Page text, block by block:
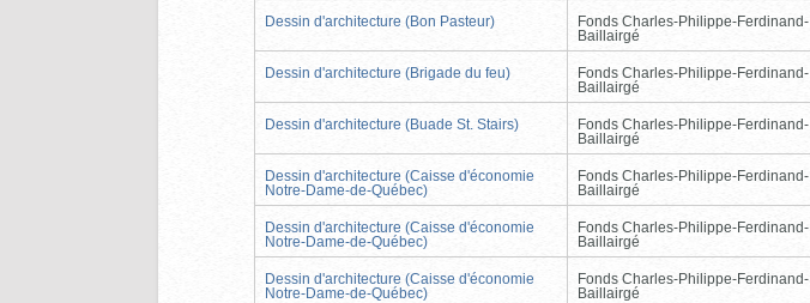
Dessin d'architecture (Bon Pasteur)
Fonds Charles-Philippe-Ferdinand-
Baillairgé
Dessin d'architecture (Brigade du feu)
Fonds Charles-Philippe-Ferdinand-
Baillairgé
Dessin d'architecture (Buade St. Stairs)
Fonds Charles-Philippe-Ferdinand-
Baillairgé
Dessin d'architecture (Caisse d'économie
Notre-Dame-de-Québec)
Fonds Charles-Philippe-Ferdinand-
Baillairgé
Dessin d'architecture (Caisse d'économie
Notre-Dame-de-Québec)
Fonds Charles-Philippe-Ferdinand-
Baillairgé
Dessin d'architecture (Caisse d'économie
Notre-Dame-de-Québec)
Fonds Charles-Philippe-Ferdinand-
Baillairgé